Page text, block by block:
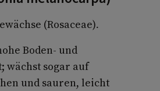
(Rosaceae).
Boden- und
wächst sogar auf
und sauren, leicht